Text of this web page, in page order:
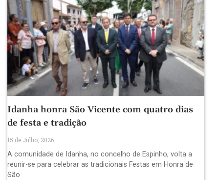
Idanha honra São Vicente com quatro dias
de festa e tradição
15 de Julho, 2026
A comunidade de Idanha, no concelho de Espinho, volta a
reunir-se para celebrar as tradicionais Festas em Honra de
São